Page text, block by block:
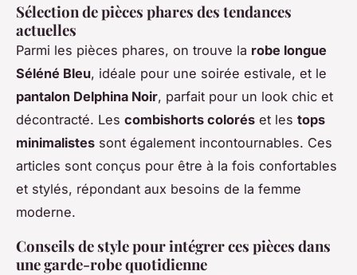
Sélection de pièces phares des tendances
actuelles
Parmi les pièces phares, on trouve la robe longue
Séléné Bleu, idéale pour une soirée estivale, et le
pantalon Delphina Noir, parfait pour un look chic et
décontracté. Les combishorts colorés et les tops
minimalistes sont également incontournables. Ces
articles sont conçus pour être à la fois confortables
et stylés, répondant aux besoins de la femme
moderne.
Conseils de style pour intégrer ces pièces dans
une garde-robe quotidienne